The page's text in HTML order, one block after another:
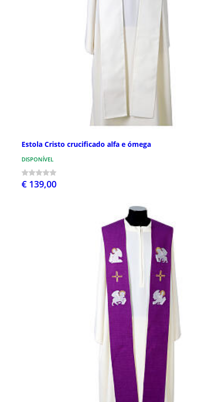
Estola Cristo crucificado alfa e ómega
DISPONÍVEL
€ 139,00